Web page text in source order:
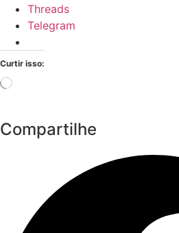
Threads
Telegram
Curtir isso:
Carregando...
Compartilhe